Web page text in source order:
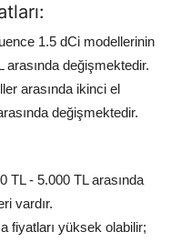
1.5 dCi modellerinin
arasında değişmektedir.
arasında ikinci el
değişmektedir.
TL - 5.000 TL arasında
vardır.
fiyatları yüksek olabilir;